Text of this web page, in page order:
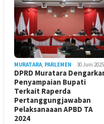
MURATARA, PARLEMEN 30 Juni 2025
DPRD Muratara
Penyampaian Bupati
Terkait Raperda
Pertanggungjawaban
Pelaksanaaan APBD TA
2024